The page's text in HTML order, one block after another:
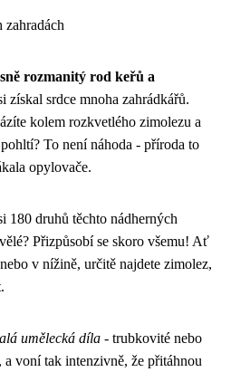
rozmanitý rod keřů a
získal srdce mnoha zahrádkářů.
kolem rozkvetlého zimolezu a
To není náhoda - příroda to
opylovače.
180 druhů těchto nádherných
Přizpůsobí se skoro všemu! Ať
v nížině, určitě najdete zimolez,
umělecká díla - trubkovité nebo
voní tak intenzivně, že přitáhnou